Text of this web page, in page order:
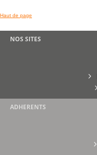
Haut de page
NOS SITES
ADHERENTS